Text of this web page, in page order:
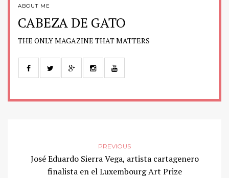
ABOUT ME
CABEZA DE GATO
THE ONLY MAGAZINE THAT MATTERS
PREVIOUS
José Eduardo Sierra Vega, artista cartagenero
finalista en el Luxembourg Art Prize